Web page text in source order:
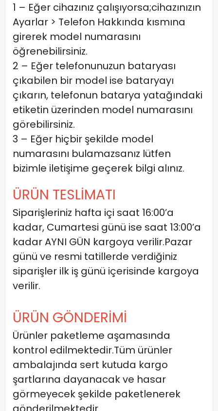
1 – Eğer cihazınız çalışıyorsa;cihazınızın
Ayarlar > Telefon Hakkında kısmına
girerek model numarasını
öğrenebilirsiniz.
2 – Eğer telefonunuzun bataryası
çıkabilen bir model ise bataryayı
çıkarın, telefonun batarya yatağındaki
etiketin üzerinden model numarasını
görebilirsiniz.
3 – Eğer hiçbir şekilde model
numarasını bulamazsanız lütfen
bizimle iletişime geçerek bilgi alınız.
ÜRÜN TESLİMATI
Siparişleriniz hafta içi saat 16:00’a
kadar, Cumartesi günü ise saat 13:00’a
kadar AYNI GÜN kargoya verilir.Pazar
günü ve resmi tatillerde verdiğiniz
siparişler ilk iş günü içerisinde kargoya
verilir.
ÜRÜN GÖNDERİMİ
Ürünler paketleme aşamasında
kontrol edilmektedir.Tüm ürünler
ambalajında sert kutuda kargo
şartlarına dayanacak ve hasar
görmeyecek şekilde paketlenerek